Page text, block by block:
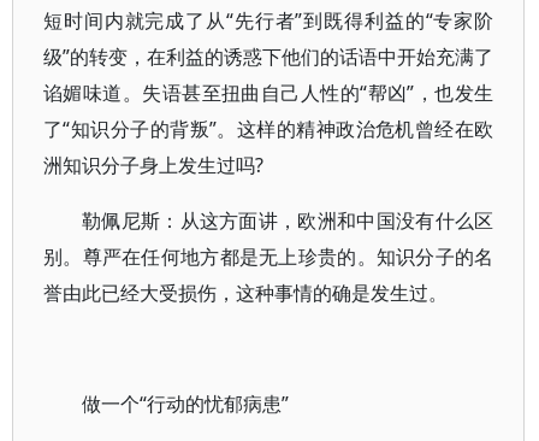
短时间内就完成了从“先行者”到既得利益的“专家阶
级”的转变，在利益的诱惑下他们的话语中开始充满了
谄媚味道。失语甚至扭曲自己人性的“帮凶”，也发生
了“知识分子的背叛”。这样的精神政治危机曾经在欧
洲知识分子身上发生过吗?
勒佩尼斯：从这方面讲，欧洲和中国没有什么区
别。尊严在任何地方都是无上珍贵的。知识分子的名
誉由此已经大受损伤，这种事情的确是发生过。
做一个“行动的忧郁病患”